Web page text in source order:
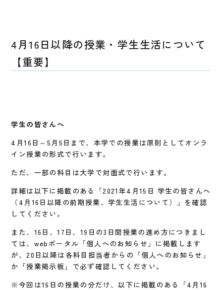
4月16日以降の授業・学生生活について
【重要】
学生の皆さんへ
4月16日～5月5日まで、本学での授業は原則としてオンラ
イン授業の形式で行います。
ただ、一部の科目は大学で対面式で行います。
詳細は以下に掲載のある「2021年4月15日 学生の皆さんへ
（4月16日以降の前期授業、学生生活について）」を確認
してください。
また、16日、17日、19日の3日間授業の進め方につきまし
ては、webポータル「個人へのお知らせ」に掲載します
が、20日以降は各科目担当者からの「個人へのお知らせ」
か「授業掲示板」で必ず確認してください。
※今回は16日の授業の分だけ、以下に掲載のある「4月16